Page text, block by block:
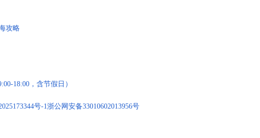
攻略
18:00，含节假日）
号-1 浙公网安备33010602013956号